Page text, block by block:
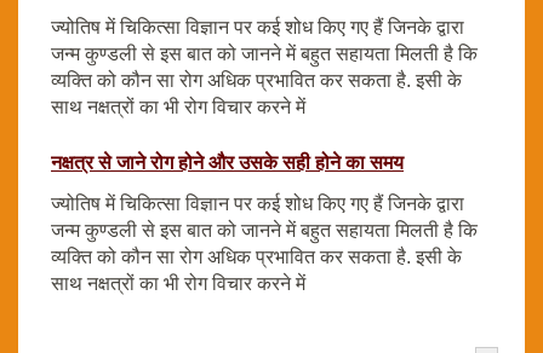
ज्योतिष में चिकित्सा विज्ञान पर कई शोध किए गए हैं जिनके द्वारा
जन्म कुण्डली से इस बात को जानने में बहुत सहायता मिलती है कि
व्यक्ति को कौन सा रोग अधिक प्रभावित कर सकता है. इसी के
साथ नक्षत्रों का भी रोग विचार करने में
नक्षत्र से जाने रोग होने और उसके सही होने का समय
ज्योतिष में चिकित्सा विज्ञान पर कई शोध किए गए हैं जिनके द्वारा
जन्म कुण्डली से इस बात को जानने में बहुत सहायता मिलती है कि
व्यक्ति को कौन सा रोग अधिक प्रभावित कर सकता है. इसी के
साथ नक्षत्रों का भी रोग विचार करने में